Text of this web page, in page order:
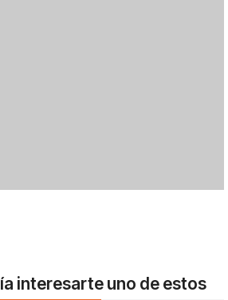
interesarte uno de estos